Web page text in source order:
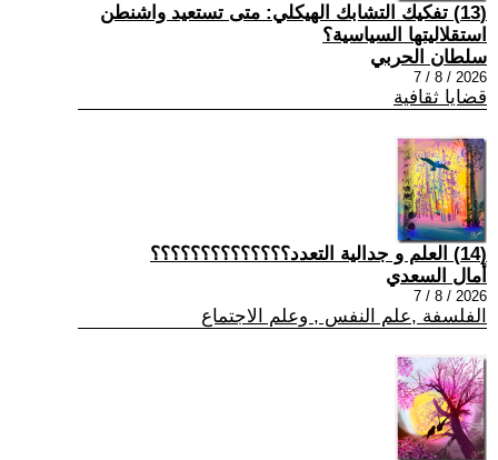
(13) تفكيك التشابك الهيكلي: متى تستعيد واشنطن
استقلاليتها السياسية؟
سلطان الحربي
2026 / 8 / 7
قضايا ثقافية
(14) العلم و جدالية التعدد؟؟؟؟؟؟؟؟؟؟؟؟؟؟
أمال السعدي
2026 / 8 / 7
الفلسفة ,علم النفس , وعلم الاجتماع